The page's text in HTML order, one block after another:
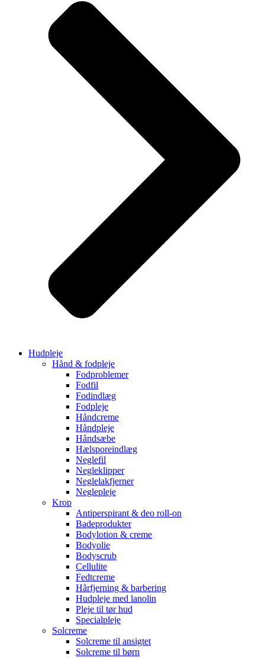
Hudpleje
Hånd & fodpleje
Fodproblemer
Fodfil
Fodindlæg
Fodpleje
Håndcreme
Håndpleje
Håndsæbe
Hælsporeindlæg
Neglefil
Negleklipper
Neglelakfjerner
Neglepleje
Krop
Antiperspirant & deo roll-on
Badeprodukter
Bodylotion & creme
Bodyolie
Bodyscrub
Cellulite
Fedtcreme
Hårfjerning & barbering
Hudpleje med lanolin
Pleje til tør hud
Specialpleje
Solcreme
Solcreme til ansigtet
Solcreme til børn